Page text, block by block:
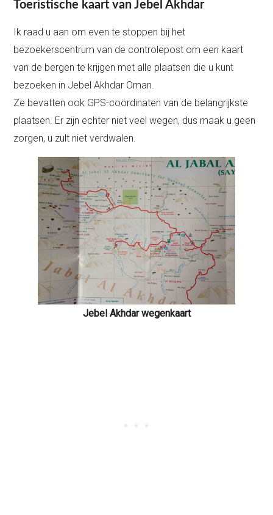
Toeristische kaart van Jebel Akhdar
Ik raad u aan om even te stoppen bij het
bezoekerscentrum van de controlepost om een kaart
van de bergen te krijgen met alle plaatsen die u kunt
bezoeken in Jebel Akhdar Oman.
Ze bevatten ook GPS-coördinaten van de belangrijkste
plaatsen. Er zijn echter niet veel wegen, dus maak u geen
zorgen, u zult niet verdwalen.
Jebel Akhdar wegenkaart